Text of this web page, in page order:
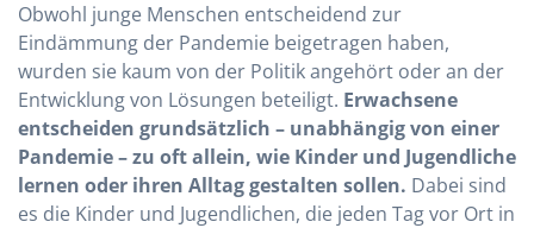
Obwohl junge Menschen entscheidend zur
Eindämmung der Pandemie beigetragen haben,
wurden sie kaum von der Politik angehört oder an der
Entwicklung von Lösungen beteiligt. Erwachsene
entscheiden grundsätzlich – unabhängig von einer
Pandemie – zu oft allein, wie Kinder und Jugendliche
lernen oder ihren Alltag gestalten sollen. Dabei sind
es die Kinder und Jugendlichen, die jeden Tag vor Ort in